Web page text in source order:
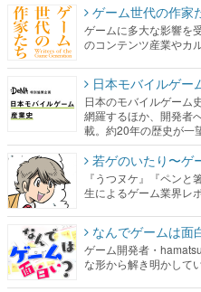
ゲーム世代の作家
ゲームに多大な影響を
のコンテンツ産業やカ
日本モバイルゲー
日本のモバイルゲーム
網羅するほか、開発者
載。約20年の歴史が一
若ゲのいたり〜ゲ
『うつヌケ』『ペン
生によるゲーム業界レ
なんでゲームは面
ゲーム開発者・
な形から解き明かして